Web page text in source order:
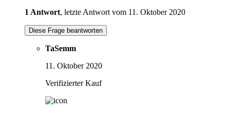
1 Antwort, letzte Antwort vom 11. Oktober 2020
Diese Frage beantworten
TaSemm
11. Oktober 2020
Verifizierter Kauf